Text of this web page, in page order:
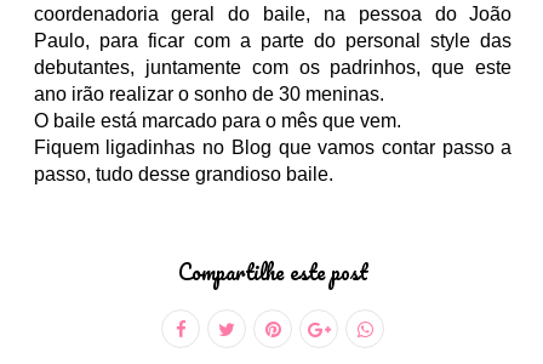
coordenadoria geral do baile, na pessoa do João
Paulo, para ficar com a parte do personal style das
debutantes, juntamente com os padrinhos, que este
ano irão realizar o sonho de 30 meninas.
O baile está marcado para o mês que vem.
Fiquem ligadinhas no Blog que vamos contar passo a
passo, tudo desse grandioso baile.
Compartilhe este post